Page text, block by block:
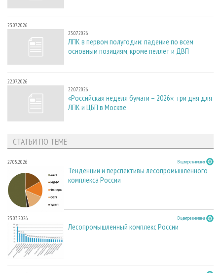
23.07.2026
23.07.2026
ЛПК в первом полугодии: падение по всем
основным позициям, кроме пеллет и ДВП
22.07.2026
22.07.2026
«Российская неделя бумаги – 2026»: три дня для
ЛПК и ЦБП в Москве
СТАТЬИ ПО ТЕМЕ
27.05.2026 В центре внимания
Тенденции и перспективы лесопромышленного
комплекса России
23.03.2026 В центре внимания
Лесопромышленный комплекс России